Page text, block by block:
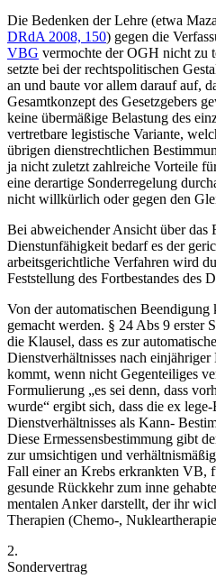
Die Bedenken der Lehre (etwa
DRdA 2008, 150) gegen die
VBG vermochte der OGH nicht zu
setzte bei der rechtspolitischen
an und baute vor allem darauf auf,
Gesamtkonzept des Gesetzgebers
keine übermäßige Belastung des
vertretbare legistische Variante,
übrigen dienstrechtlichen
ja nicht zuletzt zahlreiche Vorteile
eine derartige Sonderregelung
nicht willkürlich oder gegen den
Bei abweichender Ansicht über das
Dienstunfähigkeit bedarf es der
arbeitsgerichtliche Verfahren wird
Feststellung des Fortbestandes des
Von der automatischen Beendigung
gemacht werden. § 24 Abs 9 erster
die Klausel, dass es zur
Dienstverhältnisses nach
kommt, wenn nicht Gegenteiliges
Formulierung „es sei denn, dass
wurde“ ergibt sich, dass die ex
Dienstverhältnisses als Kann-
Diese Ermessensbestimmung gibt
zur umsichtigen und
Fall einer an Krebs erkrankten VB,
gesunde Rückkehr zum inne
mentalen Anker darstellt, der ihr
Therapien (Chemo-,
2.
Sondervertrag